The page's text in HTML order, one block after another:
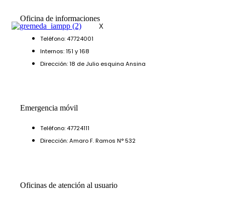
X
Oficina de informaciones
Teléfono: 47724001
Internos: 151 y 168
Dirección: 18 de Julio esquina Ansina
Emergencia móvil
Teléfono: 47724111
Dirección: Amaro F. Ramos N° 532
Oficinas de atención al usuario